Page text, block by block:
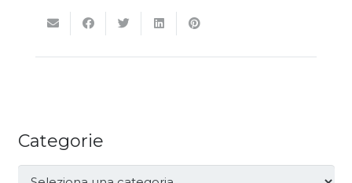
Categorie
Categorie